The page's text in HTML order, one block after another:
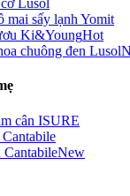
Lusol
mai sấy lạnh Yomit
Ki&YoungHot
chuông đen Lusol
cân ISURE
Cantabile
New